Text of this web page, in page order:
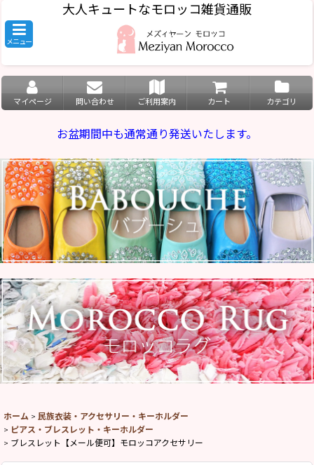
大人キュートなモロッコ雑貨通販
メニュー
マイページ 問い合わせ ご利用案内 カート カテゴリ
お盆期間中も通常通り発送いたします。
ホーム > 民族衣装・アクセサリー・キーホルダー
> ピアス・ブレスレット・キーホルダー
> ブレスレット【メール便可】モロッコアクセサリー